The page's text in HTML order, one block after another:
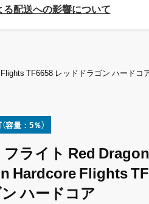
配送への影響について
TF6658 レッドドラゴン ハードコ
容量：5％）
フライト Red
Hardcore Flights
ハードコア